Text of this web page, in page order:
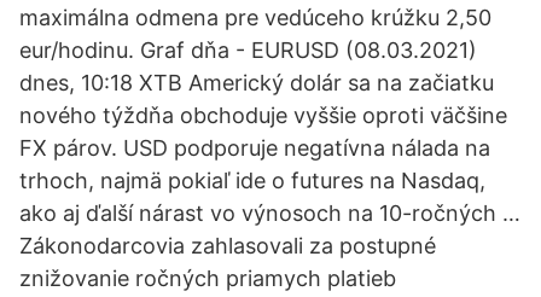
maximálna odmena pre vedúceho krúžku 2,50
eur/hodinu. Graf dňa - EURUSD (08.03.2021)
dnes, 10:18 XTB Americký dolár sa na začiatku
nového týždňa obchoduje vyššie oproti väčšine
FX párov. USD podporuje negatívna nálada na
trhoch, najmä pokiaľ ide o futures na Nasdaq,
ako aj ďalší nárast vo výnosoch na 10-ročných …
Zákonodarcovia zahlasovali za postupné
znižovanie ročných priamych platieb